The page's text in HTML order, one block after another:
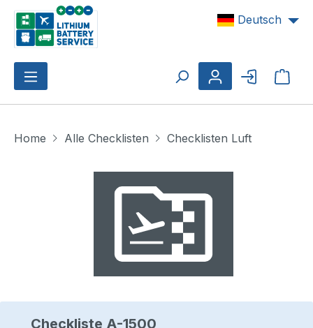
Zum Hauptinhalt springen Deutsch
Home Alle Checklisten
Checklisten Luft
Checkliste A-1500